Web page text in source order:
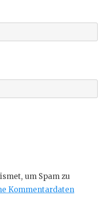
um Spam zu
Kommentardaten